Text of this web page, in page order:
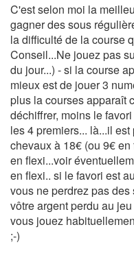
C'est selon moi la
gagner des sous
la difficulté de la course
Conseil...Ne jouez pas
du jour...) - si la course
mieux est de jouer 3
plus la courses apparaît
déchiffrer, moins le
les 4 premiers... là...il
chevaux à 18€ (ou 9€
en flexi...voir
en flexi.. si le favori est
vous ne perdrez pas
vôtre argent perdu au
vous jouez
;-)